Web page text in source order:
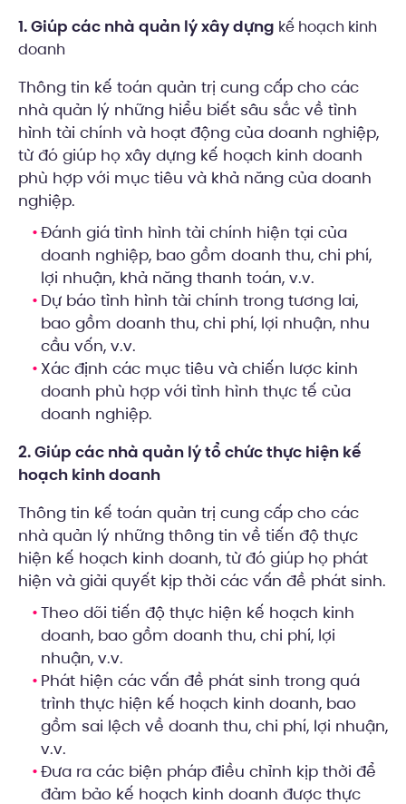
1. Giúp các nhà quản lý xây dựng kế hoạch kinh
doanh
Thông tin kế toán quản trị cung cấp cho các
nhà quản lý những hiểu biết sâu sắc về tình
hình tài chính và hoạt động của doanh nghiệp,
từ đó giúp họ xây dựng kế hoạch kinh doanh
phù hợp với mục tiêu và khả năng của doanh
nghiệp.
Đánh giá tình hình tài chính hiện tại của
doanh nghiệp, bao gồm doanh thu, chi phí,
lợi nhuận, khả năng thanh toán, v.v.
Dự báo tình hình tài chính trong tương lai,
bao gồm doanh thu, chi phí, lợi nhuận, nhu
cầu vốn, v.v.
Xác định các mục tiêu và chiến lược kinh
doanh phù hợp với tình hình thực tế của
doanh nghiệp.
2. Giúp các nhà quản lý tổ chức thực hiện kế
hoạch kinh doanh
Thông tin kế toán quản trị cung cấp cho các
nhà quản lý những thông tin về tiến độ thực
hiện kế hoạch kinh doanh, từ đó giúp họ phát
hiện và giải quyết kịp thời các vấn đề phát sinh.
Theo dõi tiến độ thực hiện kế hoạch kinh
doanh, bao gồm doanh thu, chi phí, lợi
nhuận, v.v.
Phát hiện các vấn đề phát sinh trong quá
trình thực hiện kế hoạch kinh doanh, bao
gồm sai lệch về doanh thu, chi phí, lợi nhuận,
v.v.
Đưa ra các biện pháp điều chỉnh kịp thời để
đảm bảo kế hoạch kinh doanh được thực